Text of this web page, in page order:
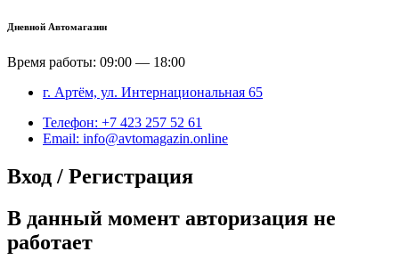
Дневной Автомагазин
Время работы: 09:00 — 18:00
г. Артём, ул. Интернациональная 65
Телефон: +7 423 257 52 61
Email: info@avtomagazin.online
Вход / Регистрация
В данный момент авторизация не
работает